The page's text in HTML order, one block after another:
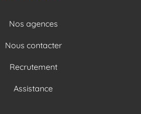
Nos agences
Nous contacter
Recrutement
Assistance